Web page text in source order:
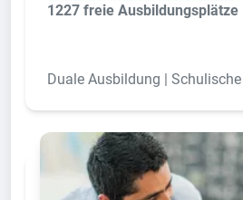
1227 freie Ausbildungsplätze
Duale Ausbildung |